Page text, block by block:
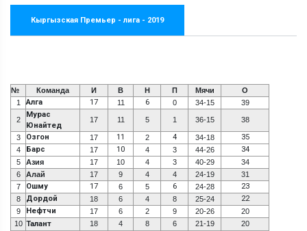
Кыргызская Премьер - лига - 2019
№ Команда И В Н П Мячи
О
1
Алга 17 11 6 0 34-15 39
2
Мурас
Юнайтед
17 11 5 1 36-15 38
3 Озгон 17 11 2 4 34-18 35
4 Барс 17 10 4 3 44-26 34
5 Азия 17 10 4 3 40-29
34
6
Алай 17 9 4 4 24-19
31
7
Ошму 17 6 5 6 24-28 23
8 Дордой 18 6 4 8 25-24 22
9 Нефтчи 17 6 2 9 20-26
20
10 Талант 18 4 8 6 21-19
20